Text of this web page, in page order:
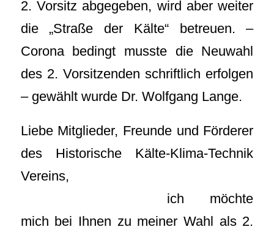
2. Vorsitz abgegeben, wird aber weiter
die „Straße der Kälte“ betreuen. –
Corona bedingt musste die Neuwahl
des 2. Vorsitzenden schriftlich erfolgen
– gewählt wurde Dr. Wolfgang Lange.
Liebe Mitglieder, Freunde und Förderer
des Historische Kälte-Klima-Technik
Vereins,
ich möchte
mich bei Ihnen zu meiner Wahl als 2.